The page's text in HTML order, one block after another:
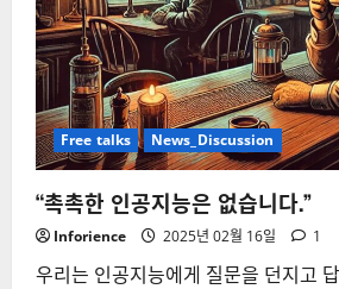
Free talks News_Discussion
“촉촉한 인공지능은 없습니다.”
Inforience 2025년 02월 16일 1
우리는 인공지능에게 질문을 던지고